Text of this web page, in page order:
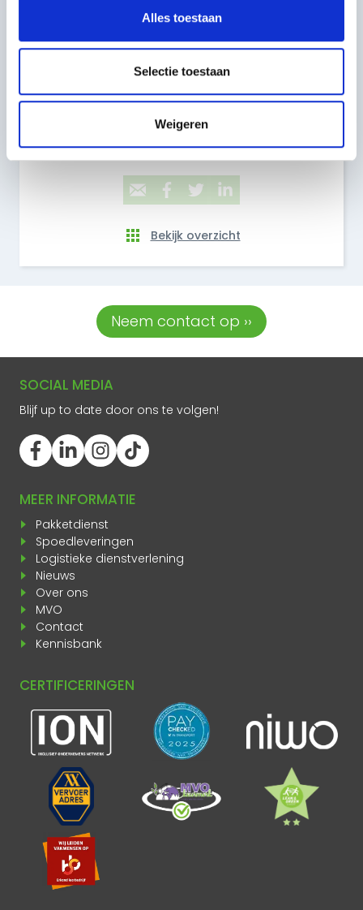
Alles toestaan
Selectie toestaan
Weigeren
Omroep Venlo
Trendsportal
Dit artikel delen:
Bekijk overzicht
Neem contact op ››
SOCIAL MEDIA
Blijf up to date door ons te volgen!
MEER INFORMATIE
Pakketdienst
Spoedleveringen
Logistieke dienstverlening
Nieuws
Over ons
MVO
Contact
Kennisbank
CERTIFICERINGEN